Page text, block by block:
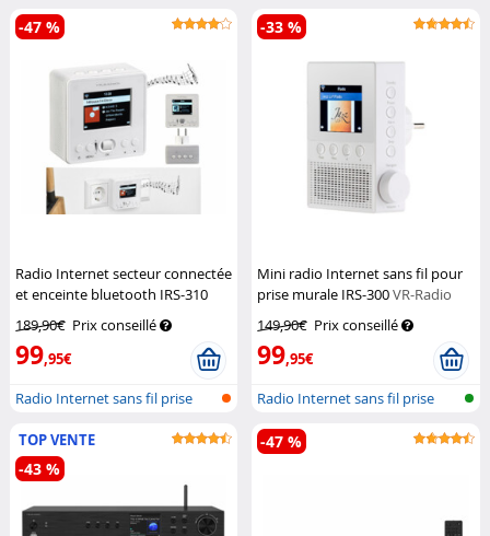
lecteur MP3
et bl...
Radio Internet secteur connectée
et enceinte bluetooth IRS-310
189,90€ Prix conseillé
99,95€
-47 %
Radio Internet sans fil prise
Mini radio Internet sans fil pour
prise murale IRS-300VR-Radio
149,90€ Prix conseillé
99,95€
-33 %
Radio Internet sans fil prise
mural...
TOP VENTE
-43 %
-47 %